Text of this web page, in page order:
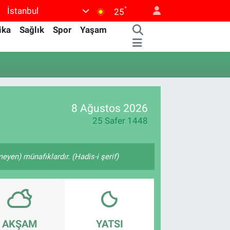
İstanbul 25°
Sağlık Spor
Yaşam
8 Ağustos 2026
25 Safer 1448
münafıklardır. (Hadis-i şerif)
AKŞAM YATSI